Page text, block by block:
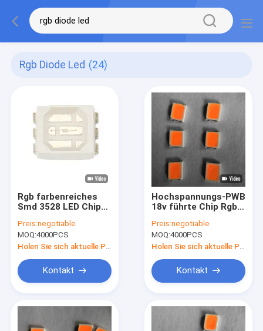
Rgb Diode Led (24)
Rgb farbenreiches
Smd 3528 LED Chip
Preis:negotiable
MOQ:4000PCS
Kontakt
Hochspannungs-PWB
18v führte Chip Rgb
Licht
Preis:negotiable
MOQ:4000PCS
Kontakt